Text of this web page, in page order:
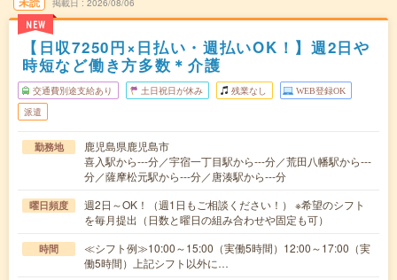
NEW
掲載日 2026/08/06
【日収7250円×日払い・週払いOK！】週2日や
時短など働き方多数＊介護
交通費別途支給あり 土日祝日が休み 残業なし WEB登録OK
派遣
勤務地
鹿児島県鹿児島市
喜入駅から---分／宇宿一丁目駅から---分／荒田八幡駅から---
分／薩摩松元駅から---分／唐湊駅から---分
曜日頻度
週2日～OK！（週1日もご相談ください！） ※希望のシフト
を毎月提出（日数と曜日の組み合わせや固定も可）
時間
≪シフト例≫10:00～15:00（実働5時間）12:00～17:00（実
働5時間）上記シフト以外に…